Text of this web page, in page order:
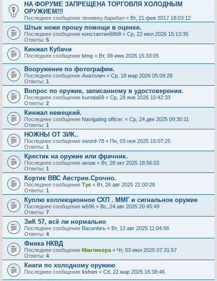
НА ФОРУМЕ ЗАПРЕЩЕНА ТОРГОВЛЯ ХОЛОДНЫМ
ОРУЖИЕМ!!!
Последнее сообщение ленивец-барибал « Вт, 21 фев 2017 18:03:12
Штык ножи прошу помощи в оценке.
Последнее сообщение константин6868 « Ср, 22 июл 2026 15:13:35
Ответы: 5
Кинжал Кубачи
Последнее сообщение king « Вт, 09 июн 2026 15:33:05
Вооружение по фотографии.
Последнее сообщение Анатолич « Ср, 18 мар 2026 05:09:28
Ответы: 1
Вопрос по оружие, записанному в удостоверении.
Последнее сообщение kuroda69 « Ср, 28 янв 2026 10:42:33
Ответы: 2
Кинжал немецкий.
Последнее сообщение Navigating officer. « Ср, 24 дек 2025 09:30:11
Ответы: 1
НОЖНЫ ОТ ЗИК..
Последнее сообщение sword-78 « Пн, 03 ноя 2025 15:07:25
Ответы: 1
Крестик на оружие или фрачник.
Последнее сообщение анзак « Вт, 28 окт 2025 18:56:02
Ответы: 1
Кортик ВВС Австрии.Срочно.
Последнее сообщение Тук « Вт, 26 авг 2025 21:00:28
Ответы: 1
Куплю коллекционное СХП . ММГ и сигнальное оружие
Последнее сообщение м696 « Вс, 24 авг 2025 20:45:49
Ответы: 7
ЗиК 57, всё ли нормально
Последнее сообщение Василёкъ « Вт, 12 авг 2025 11:04:56
Ответы: 4
Финка НКВД
Последнее сообщение Мантикора « Чт, 03 июл 2025 07:31:57
Ответы: 4
Книги по холодному оружию
Последнее сообщение kshen « Сб, 22 мар 2025 16:38:46